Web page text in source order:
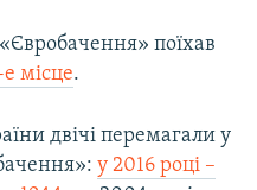
поїхав
е місце.
двічі перемагали у
у 2016 році –